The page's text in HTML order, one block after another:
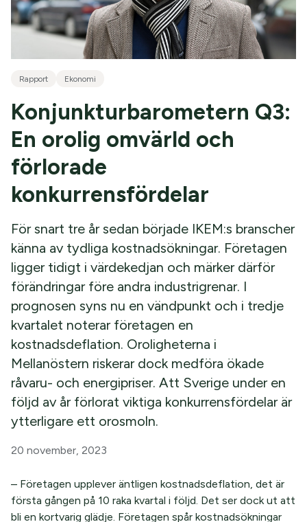
Rapport Ekonomi
Konjunkturbarometern Q3:
En orolig omvärld och
förlorade
konkurrensfördelar
För snart tre år sedan började IKEM:s branscher
känna av tydliga kostnadsökningar. Företagen
ligger tidigt i värdekedjan och märker därför
förändringar före andra industrigrenar. I
prognosen syns nu en vändpunkt och i tredje
kvartalet noterar företagen en
kostnadsdeflation. Oroligheterna i
Mellanöstern riskerar dock medföra ökade
råvaru- och energipriser. Att Sverige under en
följd av år förlorat viktiga konkurrensfördelar är
ytterligare ett orosmoln.
20 november, 2023
– Företagen upplever äntligen kostnadsdeflation, det är
första gången på 10 raka kvartal i följd. Det ser dock ut att
bli en kortvarig glädje. Företagen spår kostnadsökningar